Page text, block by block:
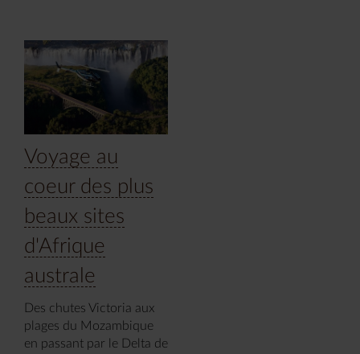
Voyage au
coeur des plus
beaux sites
d'Afrique
australe
Des chutes Victoria aux
plages du Mozambique
en passant par le Delta de